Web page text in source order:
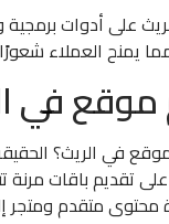
يمنح العملاء شعورًا
في
في الريث؟
تقديم باقات
متقدم ومتجر